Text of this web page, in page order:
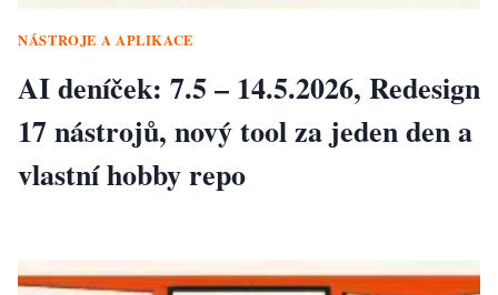
NÁSTROJE A APLIKACE
AI deníček: 7.5 – 14.5.2026, Redesign
17 nástrojů, nový tool za jeden den a
vlastní hobby repo